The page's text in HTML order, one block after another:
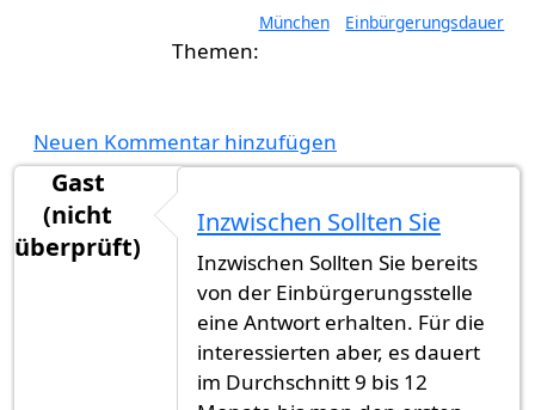
München Einbürgerungsdauer
Neuen Kommentar hinzufügen
Gast
(nicht
überprüft)
Inzwischen Sollten Sie
Inzwischen Sollten Sie bereits
von der Einbürgerungsstelle
eine Antwort erhalten. Für die
interessierten aber, es dauert
im Durchschnitt 9 bis 12